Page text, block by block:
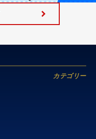
カテゴリー